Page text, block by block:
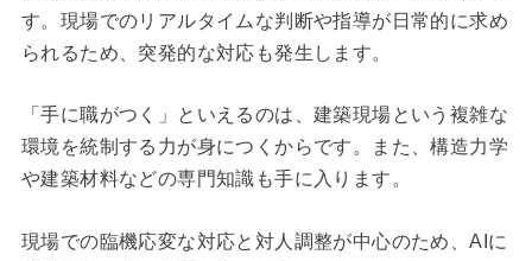
す。現場でのリアルタイムな判断や指導が日常的に求め
られるため、突発的な対応も発生します。
「手に職がつく」といえるのは、建築現場という複雑な
環境を統制する力が身につくからです。また、構造力学
や建築材料などの専門知識も手に入ります。
現場での臨機応変な対応と対人調整が中心のため、AIに